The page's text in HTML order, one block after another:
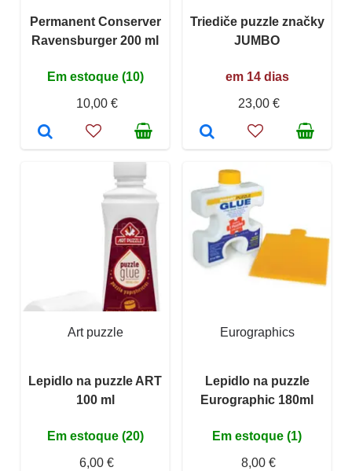
Permanent Conserver
Ravensburger 200 ml
Em estoque (10)
10,00 €
Triediče puzzle značky
JUMBO
em 14 dias
23,00 €
Art puzzle
Lepidlo na puzzle ART
100 ml
Em estoque (20)
6,00 €
Eurographics
Lepidlo na puzzle
Eurographic 180ml
Em estoque (1)
8,00 €